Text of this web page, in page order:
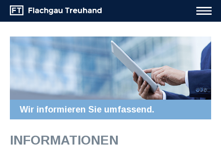
Wir informieren Sie umfassend.
INFORMATIONEN